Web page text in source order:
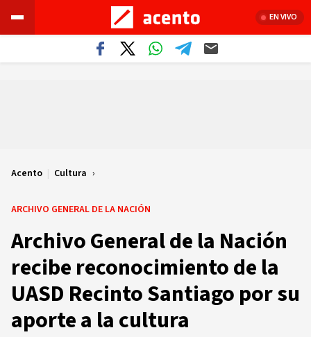
EN VIVO
Acento | Cultura
ARCHIVO GENERAL DE LA NACIÓN
Archivo General de la Nación
recibe reconocimiento de la
UASD Recinto Santiago por su
aporte a la cultura